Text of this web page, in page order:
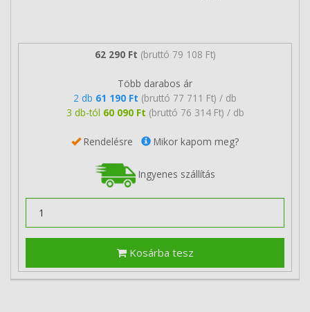
62 290 Ft (bruttó 79 108 Ft)
Több darabos ár
2 db 61 190 Ft (bruttó 77 711 Ft) / db
3 db-tól 60 090 Ft (bruttó 76 314 Ft) / db
Rendelésre Mikor kapom meg?
Ingyenes szállítás
Kosárba tesz